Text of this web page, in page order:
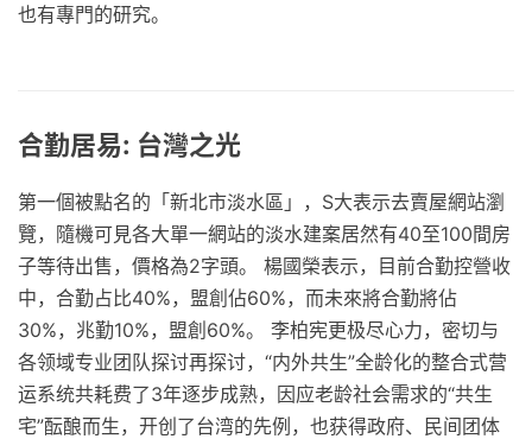
也有專門的研究。
合勤居易: 台灣之光
第一個被點名的「新北市淡水區」，S大表示去賣屋網站瀏
覽，隨機可見各大單一網站的淡水建案居然有40至100間房
子等待出售，價格為2字頭。 楊國榮表示，目前合勤控營收
中，合勤占比40%，盟創佔60%，而未來將合勤將佔
30%，兆勤10%，盟創60%。 李柏宪更极尽心力，密切与
各领域专业团队探讨再探讨，“内外共生”全龄化的整合式营
运系统共耗费了3年逐步成熟，因应老龄社会需求的“共生
宅”酝酿而生，开创了台湾的先例，也获得政府、民间团体